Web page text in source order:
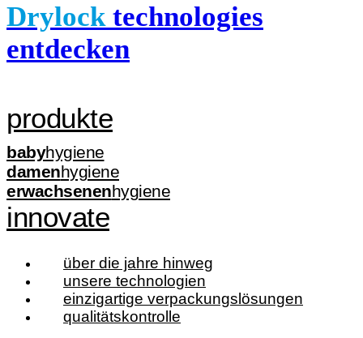
Drylocktechnologies
entdecken
produkte
babyhygiene
damenhygiene
erwachsenenhygiene
innovate
über die jahre hinweg
unsere technologien
einzigartige verpackungslösungen
qualitätskontrolle